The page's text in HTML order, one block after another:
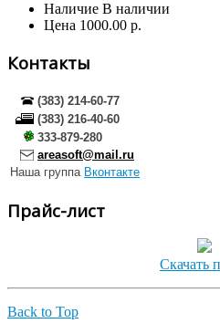
Наличие В наличии
Цена 1000.00 р.
Контакты
(383) 214-60-77
(383) 216-40-60
333-879-280
areasoft@mail.ru
Наша группа Вконтакте
Прайс-лист
Скачать
Back to Top